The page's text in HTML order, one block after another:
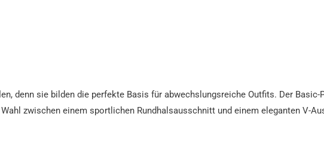
denn sie bilden die perfekte Basis für abwechslungsreiche Outfits. Der
zwischen einem sportlichen Rundhalsausschnitt und einem eleganten V-